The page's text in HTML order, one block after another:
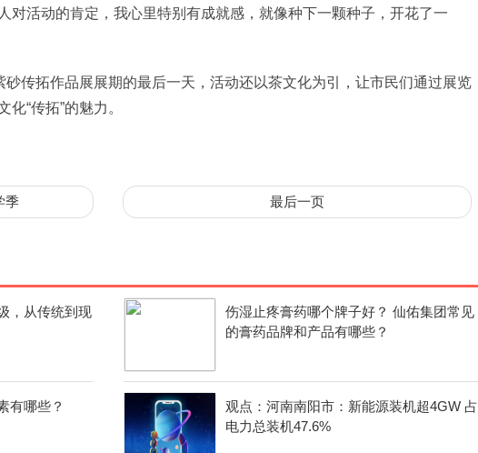
对活动的肯定，我心里特别有成就感，就像种下一颗种子，开花了一
砂传拓作品展展期的最后一天，活动还以茶文化为引，让市民们通过展览
“传拓”的魅力。
季 最后一页
，从传统到现
伤湿止疼膏药哪个牌子好？ 仙佑集团常见
的膏药品牌和产品有哪些？
有哪些？
观点：河南南阳市：新能源装机超4GW 占
电力总装机47.6%